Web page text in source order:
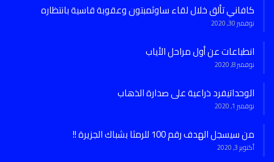
كافاني تألق خلال لقاء ساوثمبتون وعقوبة قاسية بانتظاره
نوفمبر 30, 2020
انطباعات عن أول مراحل الأياب
نوفمبر 8, 2020
الوحداتيفرد ذراعية على صدارة الذهاب
نوفمبر 1, 2020
من سيسجل الهدف رقم 100 للرمثا بشباك الجزيرة !!
أكتوبر 3, 2020